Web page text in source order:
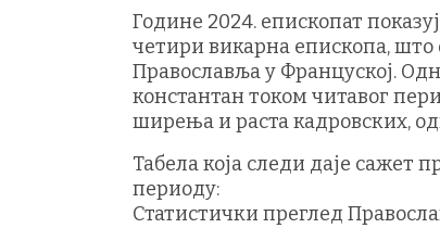
Године 2024. епископат
четири викарна епископа,
Православља у Француској.
константан током читавог
ширења и раста кадровских,
Табела која следи даје сажет
периоду:
Статистички преглед